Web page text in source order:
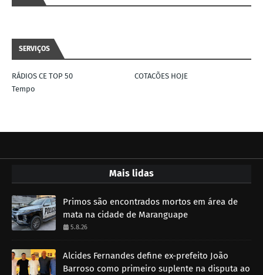
SERVIÇOS
RÁDIOS CE TOP 50
COTACÕES HOJE
Tempo
Mais lidas
Primos são encontrados mortos em área de
mata na cidade de Maranguape
5.8.26
Alcides Fernandes define ex-prefeito João
Barroso como primeiro suplente na disputa ao